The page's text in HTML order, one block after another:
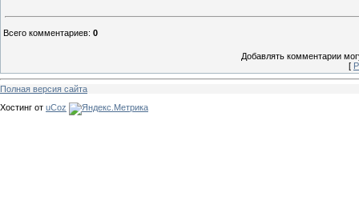
Всего комментариев: 0
Добавлять комментарии
[
Полная версия сайта
Хостинг от uCoz